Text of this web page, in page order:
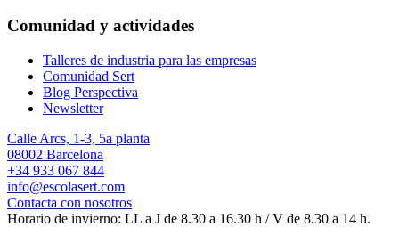
Comunidad y actividades
Talleres de industria para las empresas
Comunidad Sert
Blog Perspectiva
Newsletter
Calle Arcs, 1-3, 5a planta
08002 Barcelona
+34 933 067 844
info@escolasert.com
Contacta con nosotros
Horario de invierno: LL a J de 8.30 a 16.30 h / V de 8.30 a 14 h.